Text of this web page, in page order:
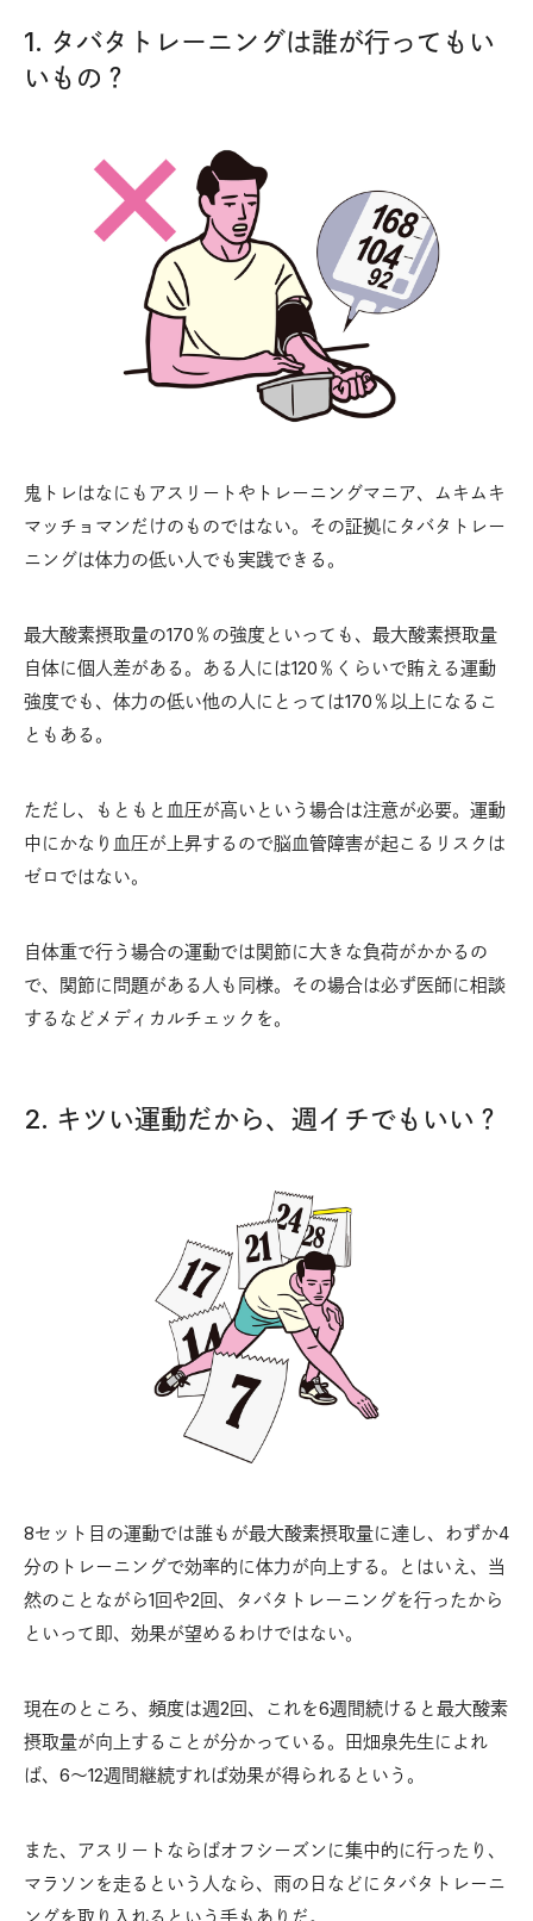
1. タバタトレーニングは誰が行ってもい
いもの？
鬼トレはなにもアスリートやトレーニングマニア、ムキムキ
マッチョマンだけのものではない。その証拠にタバタトレー
ニングは体力の低い人でも実践できる。
最大酸素摂取量の170％の強度といっても、最大酸素摂取量
自体に個人差がある。ある人には120％くらいで賄える運動
強度でも、体力の低い他の人にとっては170％以上になるこ
ともある。
ただし、もともと血圧が高いという場合は注意が必要。運動
中にかなり血圧が上昇するので脳血管障害が起こるリスクは
ゼロではない。
自体重で行う場合の運動では関節に大きな負荷がかかるの
で、関節に問題がある人も同様。その場合は必ず医師に相談
するなどメディカルチェックを。
2. キツい運動だから、週イチでもいい？
8セット目の運動では誰もが最大酸素摂取量に達し、わずか4
分のトレーニングで効率的に体力が向上する。とはいえ、当
然のことながら1回や2回、タバタトレーニングを行ったから
といって即、効果が望めるわけではない。
現在のところ、頻度は週2回、これを6週間続けると最大酸素
摂取量が向上することが分かっている。田畑泉先生によれ
ば、6〜12週間継続すれば効果が得られるという。
また、アスリートならばオフシーズンに集中的に行ったり、
マラソンを走るという人なら、雨の日などにタバタトレーニ